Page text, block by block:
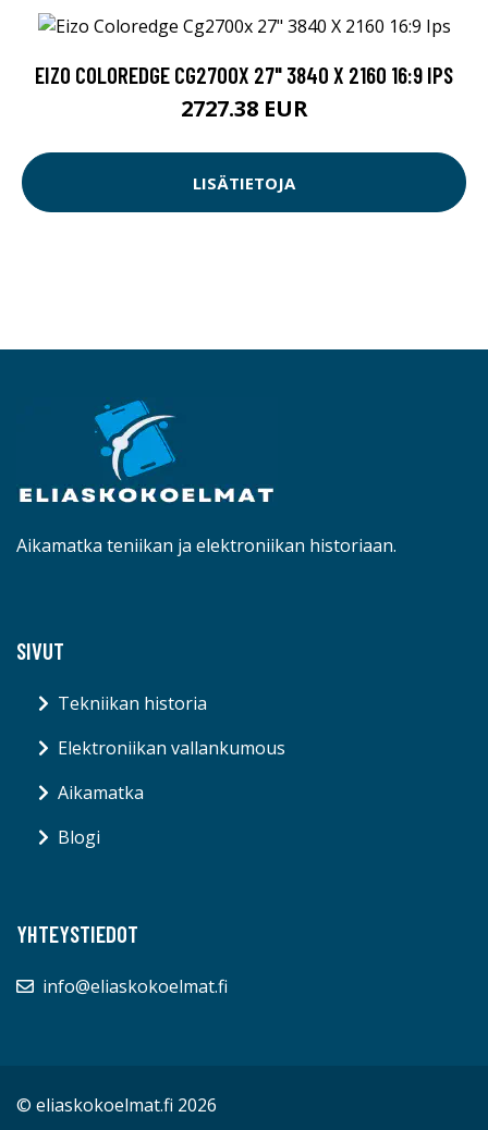
EIZO COLOREDGE CG2700X 27" 3840 X 2160 16:9 IPS
2727.38 EUR
LISÄTIETOJA
Aikamatka teniikan ja elektroniikan historiaan.
SIVUT
Tekniikan historia
Elektroniikan vallankumous
Aikamatka
Blogi
YHTEYSTIEDOT
info@eliaskokoelmat.fi
© eliaskokoelmat.fi 2026